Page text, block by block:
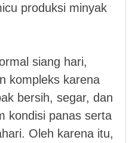
produksi minyak
siang hari,
kompleks karena
bersih, segar, dan
kondisi panas serta
Oleh karena itu,